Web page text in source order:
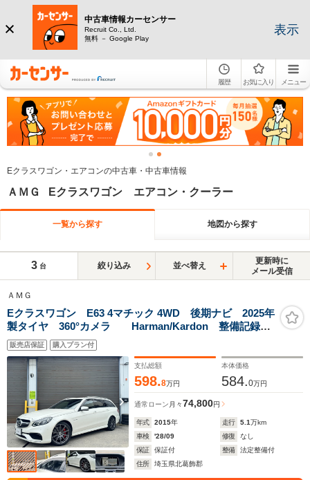
中古車情報カーセンサー
Recruit Co., Ltd.
無料 － Google Play
表示
履歴 お気に入り メニュー
Eクラスワゴン・エアコンの中古車・中古車情報
ＡＭＧ Eクラスワゴン エアコン・クーラー
一覧から探す 地図から探す
3 台 絞り込み 並べ替え
更新時に
メール受信
ＡＭＧ
Eクラスワゴン E63 4マチック 4WD 後期ナビ 2025年
製タイヤ 360°カメラ Harman/Kardon 整備記録8
枚 ダイヤモンドホワイト デジタルインナーミラー
販売店保証 購入プラン付
支払総額
598.8万円
本体価格
584.0万円
通常ローン 月々74,800円
年式 2015年 走行 5.1万km
車検
'28/09 修復
なし
保証
保証付 整備
法定整備付
住所
埼玉県北葛飾郡